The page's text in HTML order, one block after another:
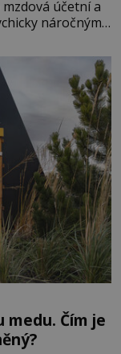
účetní a
náročným
Dalo by se
medu. Čím je